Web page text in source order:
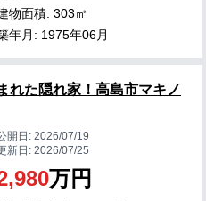
物面積: 303㎡
年月: 1975年06月
れた隠れ家！高島市マキノ
開日:2026/07/19
新日:2026/07/25
万円